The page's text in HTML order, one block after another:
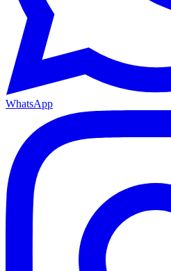
WhatsApp